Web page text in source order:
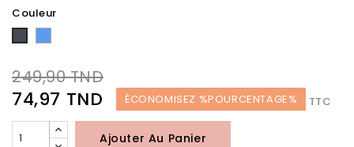
Couleur
Noir
249,90 TND
74,97 TND ÉCONOMISEZ %POURCENTAGE% TTC
Ajouter Au Panier